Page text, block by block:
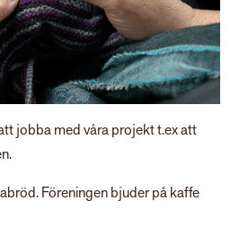
jobba med våra projekt t.ex att
Föreningen bjuder på kaffe